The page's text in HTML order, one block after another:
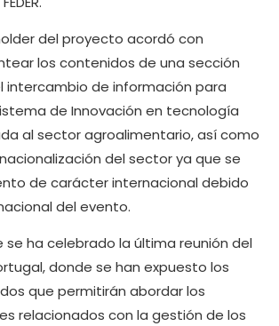
del proyecto acordó con
los contenidos de una sección
intercambio de información para
de Innovación en tecnología
al sector agroalimentario, así como
del sector ya que se
de carácter internacional debido
del evento.
ha celebrado la última reunión del
donde se han expuesto los
que permitirán abordar los
relacionados con la gestión de los